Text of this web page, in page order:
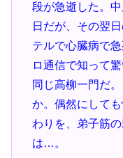
段が急逝した。
日だが、その翌
テルで心臓病で
ロ通信で知って
同じ高柳一門だ
か。偶然にして
わりを、弟子筋
は…。